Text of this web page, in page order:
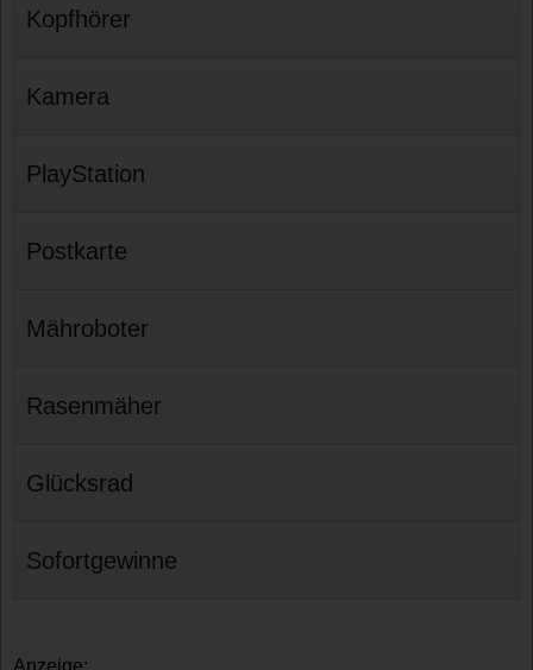
Kopfhörer
Kamera
PlayStation
Postkarte
Mähroboter
Rasenmäher
Glücksrad
Sofortgewinne
Anzeige: